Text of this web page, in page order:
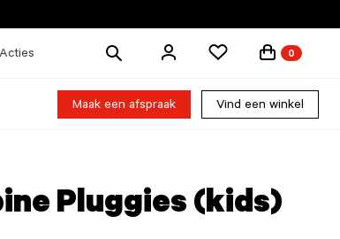
Acties
Zoek
0
Maak een afspraak Vind een winkel
Pluggies (kids)